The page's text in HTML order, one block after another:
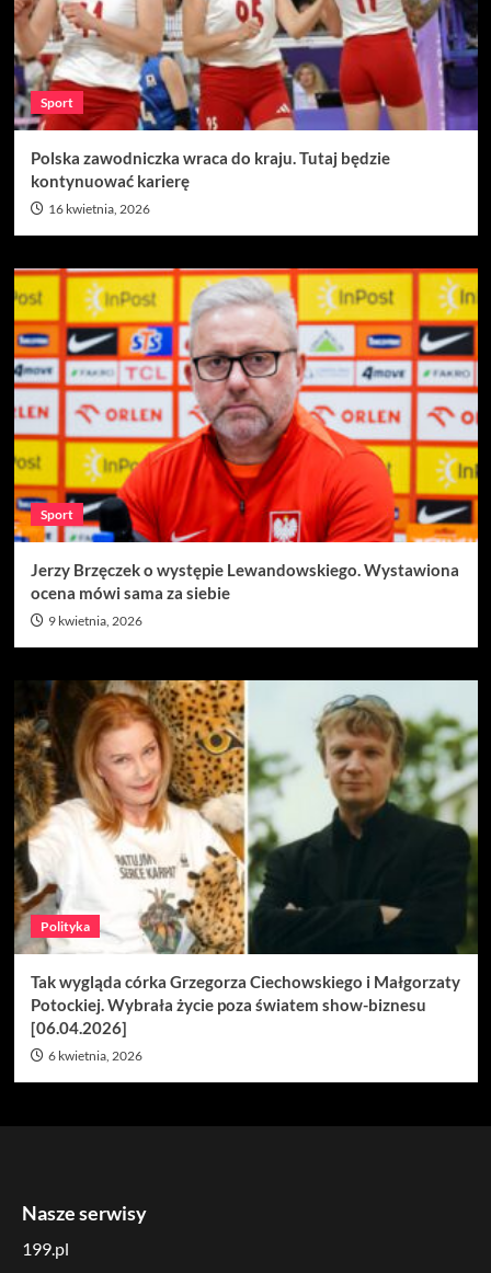
Sport
Polska zawodniczka wraca do kraju. Tutaj będzie
kontynuować karierę
16 kwietnia, 2026
Sport
Jerzy Brzęczek o występie Lewandowskiego. Wystawiona
ocena mówi sama za siebie
9 kwietnia, 2026
Polityka
Tak wygląda córka Grzegorza Ciechowskiego i Małgorzaty
Potockiej. Wybrała życie poza światem show-biznesu
[06.04.2026]
6 kwietnia, 2026
Nasze serwisy
199.pl